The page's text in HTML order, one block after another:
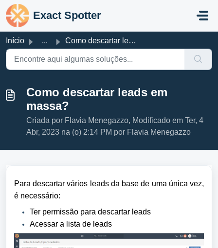
Ir para o conteúdo principal
Exact Spotter
Início ... Como descartar leads em massa?
Como descartar leads em
massa?
Criada por Flavia Menegazzo, Modificado em Ter, 4
Abr, 2023 na (o) 2:14 PM por Flavia Menegazzo
Para descartar vários leads da base de uma única vez,
é necessário:
Ter permissão para descartar leads
Acessar a lista de leads